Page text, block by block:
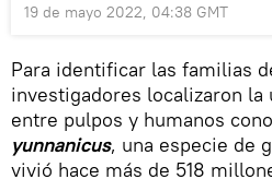
19 de mayo 2022, 04:38 GMT
Para identificar las familias
investigadores localizaron
entre pulpos y humanos
yunnanicus, una especie de
vivió hace más de 518